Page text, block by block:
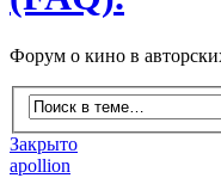
Форум о кино в
Закрыто
apollion